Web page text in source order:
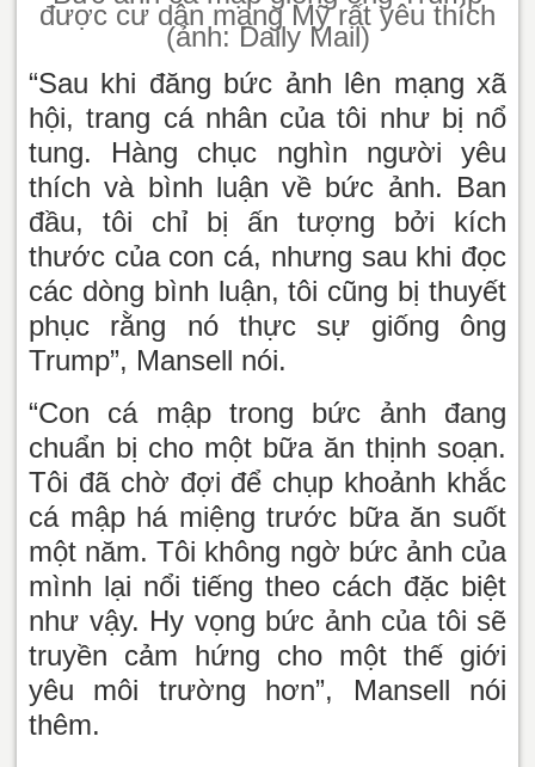
được cư dân mạng Mỹ rất yêu thích
(ảnh: Daily Mail)
“Sau khi đăng bức ảnh lên mạng xã
hội, trang cá nhân của tôi như bị nổ
tung. Hàng chục nghìn người yêu
thích và bình luận về bức ảnh. Ban
đầu, tôi chỉ bị ấn tượng bởi kích
thước của con cá, nhưng sau khi đọc
các dòng bình luận, tôi cũng bị thuyết
phục rằng nó thực sự giống ông
Trump”, Mansell nói.
“Con cá mập trong bức ảnh đang
chuẩn bị cho một bữa ăn thịnh soạn.
Tôi đã chờ đợi để chụp khoảnh khắc
cá mập há miệng trước bữa ăn suốt
một năm. Tôi không ngờ bức ảnh của
mình lại nổi tiếng theo cách đặc biệt
như vậy. Hy vọng bức ảnh của tôi sẽ
truyền cảm hứng cho một thế giới
yêu môi trường hơn”, Mansell nói
thêm.